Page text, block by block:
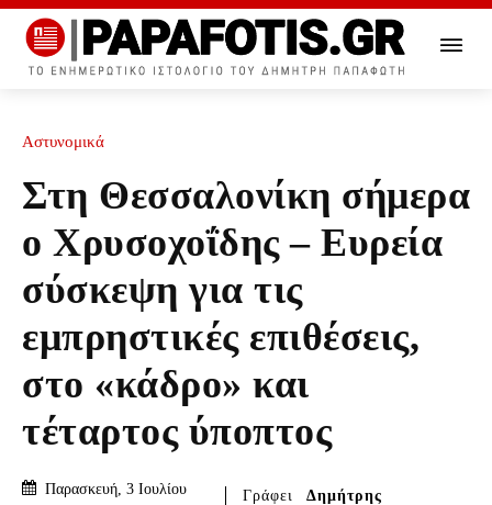
Αστυνομικά
Στη Θεσσαλονίκη σήμερα
ο Χρυσοχοΐδης – Ευρεία
σύσκεψη για τις
εμπρηστικές επιθέσεις,
στο «κάδρο» και
τέταρτος ύποπτος
Παρασκευή, 3 Ιουλίου
Γράφει
Δημήτρης